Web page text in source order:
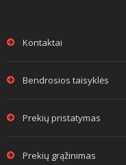
Kontaktai
Bendrosios taisyklės
Prekių pristatymas
Prekių grąžinimas